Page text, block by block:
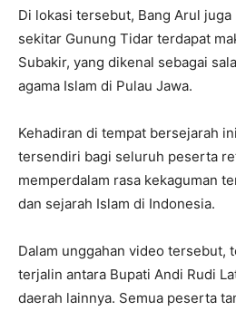
Di lokasi tersebut, Bang Arul
sekitar Gunung Tidar terdapat
Subakir, yang dikenal sebagai
agama Islam di Pulau Jawa.
Kehadiran di tempat bersejarah
tersendiri bagi seluruh peserta
memperdalam rasa kekaguman
dan sejarah Islam di Indonesia.
Dalam unggahan video tersebut,
terjalin antara Bupati Andi Rudi
daerah lainnya. Semua peserta